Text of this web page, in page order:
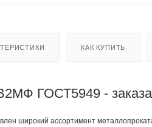
КАК КУПИТЬ
ГОСТ5949 -
широкий ассортимент